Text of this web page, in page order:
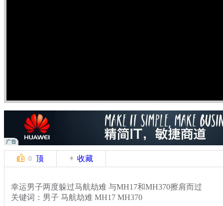
0 顶 收藏
幸运男子两度躲过马航劫难 与MH17和MH370擦肩而过
关键词：男子 马航劫难 MH17 MH370